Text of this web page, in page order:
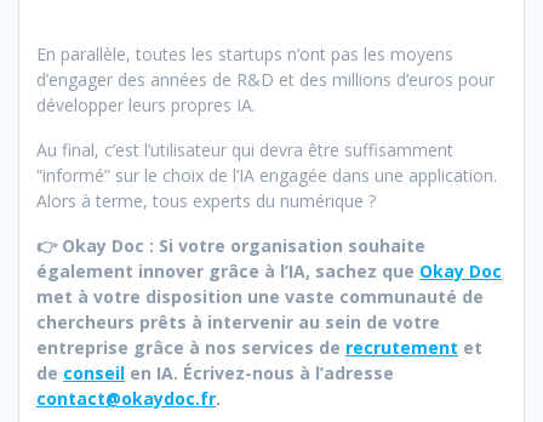
En parallèle, toutes les startups n’ont pas les moyens
d’engager des années de R&D et des millions d’euros pour
développer leurs propres IA.
Au final, c’est l’utilisateur qui devra être suffisamment
“informé” sur le choix de l’IA engagée dans une application.
Alors à terme, tous experts du numérique ?
👉 Okay Doc : Si votre organisation souhaite
également innover grâce à l’IA, sachez que Okay Doc
met à votre disposition une vaste communauté de
chercheurs prêts à intervenir au sein de votre
entreprise grâce à nos services de recrutement et
de conseil en IA. Écrivez-nous à l’adresse
contact@okaydoc.fr.